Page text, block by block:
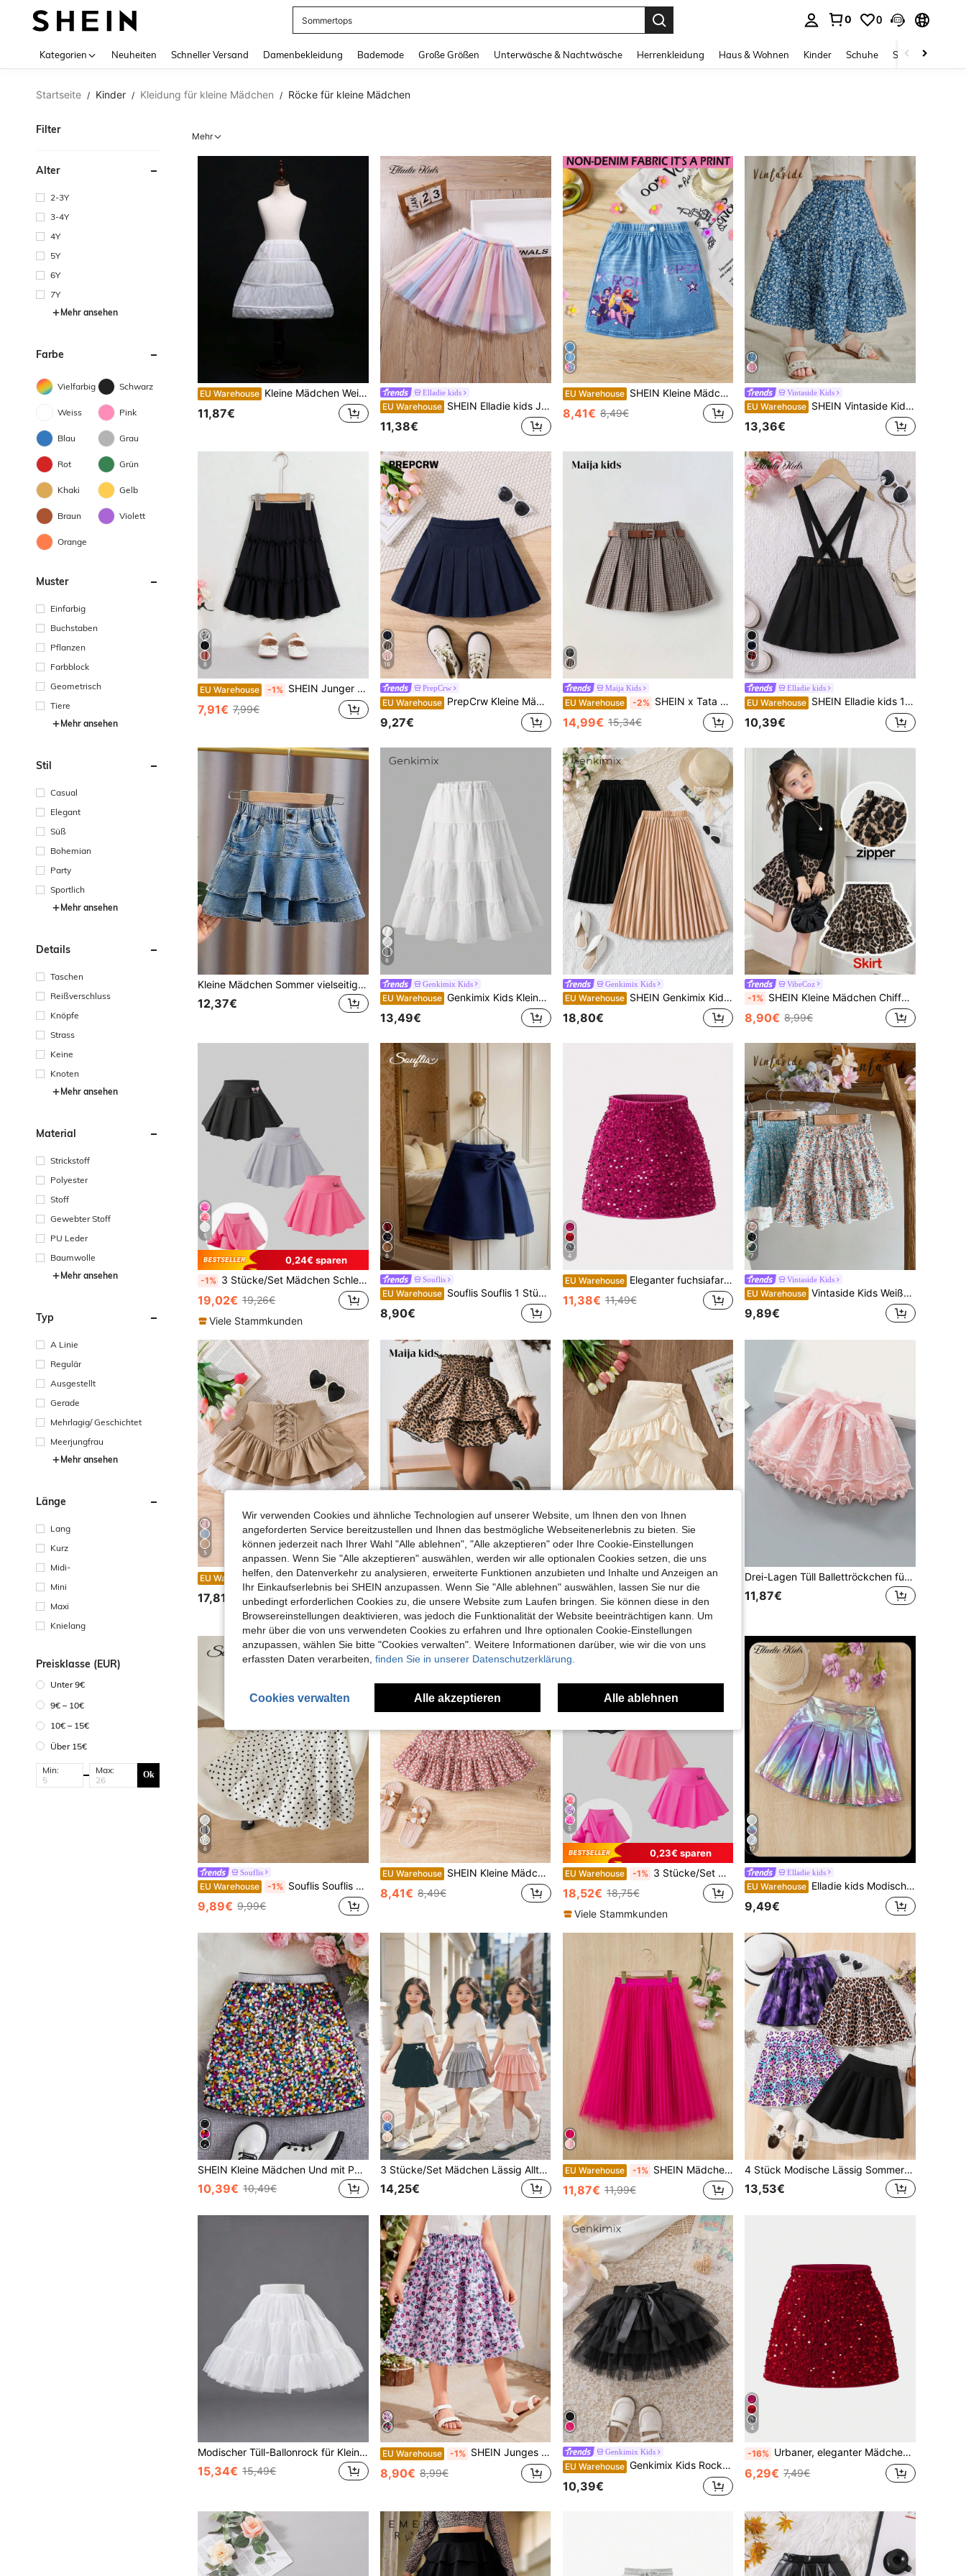
Sommertops
0 0
Kategorien Neuheiten Schneller Versand Damenbekleidung Bademode Große Größen Unterwäsche & Nachtwäsche Herrenkleidung Haus & Wohnen Kinder Schuhe Schmuck &
Startseite / Kinder / Kleidung für kleine Mädchen / Röcke für kleine Mädchen
Filter
Alter
2-3Y
3-4Y
4Y
5Y
6Y
7Y
Mehr ansehen
Farbe
Vielfarbig Schwarz
Weiss Pink
Blau Grau
Rot Grün
Khaki Gelb
Braun Violett
Orange
Muster
Einfarbig
Buchstaben
Pflanzen
Farbblock
Geometrisch
Tiere
Mehr ansehen
Stil
Casual
Elegant
Süß
Bohemian
Party
Sportlich
Mehr ansehen
Details
Taschen
Reißverschluss
Knöpfe
Strass
Keine
Knoten
Mehr ansehen
Material
Strickstoff
Polyester
Stoff
Gewebter Stoff
PU Leder
Baumwolle
Mehr ansehen
Typ
A Linie
Regulär
Ausgestellt
Gerade
Mehrlagig/ Geschichtet
Meerjungfrau
Mehr ansehen
Länge
Lang
Kurz
Midi-
Mini
Maxi
Knielang
Preisklasse (EUR)
Unter 9€
9€ – 10€
10€ – 15€
Über 15€
Min: Max: Ok
Mehr
EU Warehouse Kleine Mädchen Weißer Unterrock mit Bügel und elastischem Bund
11,87€
Elladie kids
EU Warehouse SHEIN Elladie kids Junges Mädchen Ombre Mesh Ausgestellter Rock
11,38€
EU Warehouse SHEIN Kleine Mädchen Casual Jeansoptik Rock mit Buchstaben- und Cartoon-Charakterdruck
8,41€ 8,49€
Vintaside Kids
EU Warehouse SHEIN Vintaside Kids Kleine Mädchen Blümchen Freizeitrock für den Urlaub
13,36€
8
EU Warehouse -1% SHEIN Junger Kleine Mädchens Lässig Schwarzer A-Linie Rock aus Chiffon mit Rüschenbesatz. Geeignet für Frühling, Sommer und Herbstsaison, geeignet für verschiedene Anlässe, klassisch und vielseitig einsetzbar
7,91€ 7,99€
18
PrepCrw
EU Warehouse PrepCrw Kleine Mädchen Mode vielseitig gewebter einfarbiger plissierter figurbetonter lässiger Rock
9,27€
Maija Kids
EU Warehouse -2% SHEIN x Tata & Beatriz Maija Kids Maija Kids Kleine Mädchen Vintage Karomuster Stoffrock mit Falten und Gürtel
14,99€ 15,34€
4
Elladie kids
EU Warehouse SHEIN Elladie kids 1 Stück Eleganter Einfarbiger Faltenrock Für Junge Mädchen Mit Trägern
10,39€
Kleine Mädchen Sommer vielseitiger Jeans Mini-Rock mit Rüschensaum und Tasche
12,37€
6
Genkimix Kids
EU Warehouse Genkimix Kids Kleine Mädchen Sommer einfarbiger strukturierter Elastikbund Rock
13,49€
Genkimix Kids
EU Warehouse SHEIN Genkimix Kids Gefalteter Detailrock Set Für Kleinkind Mädchen, Perfekt Für Herbst
18,80€
VibeCoz
-1% SHEIN Kleine Mädchen Chiffon Leoparden Muster Lässig Rock
8,90€ 8,99€
5
0,24€ sparen
-1% 3 Stücke/Set Mädchen Schleife Muster gefalteter Plissee Rock Shorts, Lässig & Schul Stil, Sommer
19,02€ 19,26€
Viele Stammkunden
6
Souflis
EU Warehouse Souflis Souflis 1 Stück A-Linien Rock für Kleine Mädchen mit Gummizug und Schleifen-Deko, elegante Lässig Bekleidung
8,90€
4
EU Warehouse Eleganter fuchsiafarbener Pailletten-Rock für Kleine Mädchen. Das Pailletten-Stoffdesign ist bezaubernd und einzigartig und versprüht einen jugendlichen Charme. Mädchen, die diesen Rock tragen, sehen elegant und festlich aus und können ihren besonderen Stil zur Geltung bringen.
11,38€ 11,49€
7
Vintaside Kids
EU Warehouse Vintaside Kids Weißer Sommerurlaubsrock für Kleine Mädchen, ländliche Mode mit kleinen Blumenmustern, leichter Stoff mit Schleifenverzierung, A-Linien-Schnitt für Frühling und Sommer
9,89€
5
EU Warehouse Kurzer Rock für Kleine Mädchen mit gewebter einfarbiger Kreuzträger-Schichtung, Spitzenkante in Khaki, lässig und vielseitig, damenhaft, süß und cool, Kleidung für Kleine Mädchen, passend zu weißem Hemd, Langarmoberteil, süßen Röcken, Mutter-Tochter und Schwester-Matching.
17,81€
Maija Kids
EU Warehouse Maija Kids Maija Kids Kleine Mädchen Sommer Lässig Modischer Street Leoparden Muster Kordelzug Hohe Taille Doppel Volant Saum Mini Rock
12,37€
EU Warehouse Kleine Mädchen einfarbig plissierter einfacher Lässig Mini-Rock, Urlaub
11,38€ 11,49€
Drei-Lagen Tüll Ballettröckchen für Mädchen mit vorderer Schleifenverzierung, Tüll Ballettrock für Aufführungen und Partys, Kleidung für Kleine Mädchen
11,87€
6
Souflis
EU Warehouse -1% Souflis Souflis Kleine Mädchen-Koreanischer Stil minimalistischer Polka-Punkt-Muster Glockenrock, lässiger Sommer-Outfit
9,89€ 9,99€
EU Warehouse SHEIN Kleine Mädchen gewebter faltiger Freizeitrock mit Blumenmuster
8,41€ 8,49€
5
0,23€ sparen
EU Warehouse -1% 3 Stücke/Set Mädchen Lässig & Schule Schmetterlingsmuster Plissee Skorts, Sommer
18,52€ 18,75€
Viele Stammkunden
17
Elladie kids
EU Warehouse Elladie kids Modischer, süßer Farbverlauf-plissierter Rock für Kleine Mädchen
9,49€
SHEIN Kleine Mädchen Und mit Pailletten verzierter Partyrock, geeignet für Partys im Herbst, für Weihnachten
10,39€ 10,49€
4
3 Stücke/Set Mädchen Lässig Alltag einfarbiger Volantrock mit 3D Schleifen Dekor
14,25€
EU Warehouse -1% SHEIN Mädchen Lose Passform Lässige Knielanger Rock Aus Mesh
11,87€ 11,99€
4 Stück Modische Lässig Sommer Röcke für Kleine Mädchen, vielseitig einfach niedlich, hautsympathisch soft atmungsaktiv elegant jugendlich, geeignet für Frühling/Sommer
13,53€
Modischer Tüll-Ballonrock für Kleine Mädchen
15,34€ 15,49€
EU Warehouse -1% SHEIN Junges Mädchen's Gewebter Lockerer Freizeitrock Mit Floraler Druck Für Den Urlaub
8,90€ 8,99€
Genkimix Kids
EU Warehouse Genkimix Kids Rock für junge Mädchen mit Mesh-Overlay und mehrlagigem Saum und Gürtel
10,39€
4
-16% Urbaner, eleganter Mädchen-Weihnachtsrock aus rotem Karomuster mit herzförmigen Taschen – Herbst/Winter
6,29€ 7,49€
Wir verwenden Cookies und ähnliche Technologien auf unserer Website, um Ihnen den von Ihnen
angeforderten Service bereitzustellen und Ihnen das bestmögliche Webseitenerlebnis zu bieten. Sie
können jederzeit nach Ihrer Wahl "Alle ablehnen", "Alle akzeptieren" oder Ihre Cookie-Einstellungen
anpassen. Wenn Sie "Alle akzeptieren" auswählen, werden wir alle optionalen Cookies setzen, die uns
helfen, den Datenverkehr zu analysieren, erweiterte Funktionen anzubieten und Inhalte und Anzeigen an
Ihr Einkaufserlebnis bei SHEIN anzupassen. Wenn Sie "Alle ablehnen" auswählen, lassen Sie nur die
unbedingt erforderlichen Cookies zu, die unsere Website zum Laufen bringen. Sie können diese in den
Browsereinstellungen deaktivieren, was jedoch die Funktionalität der Website beeinträchtigen kann. Um
mehr über die von uns verwendeten Cookies zu erfahren und Ihre optionalen Cookie-Einstellungen
anzupassen, wählen Sie bitte "Cookies verwalten". Weitere Informationen darüber, wie wir die von uns
erfassten Daten verarbeiten, finden Sie in unserer Datenschutzerklärung.
Cookies verwalten Alle akzeptieren Alle ablehnen